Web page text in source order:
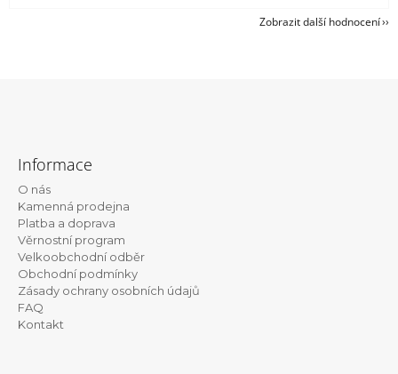
Zobrazit další hodnocení
Informace
O nás
Kamenná prodejna
Platba a doprava
Věrnostní program
Velkoobchodní odběr
Obchodní podmínky
Zásady ochrany osobních údajů
FAQ
Kontakt